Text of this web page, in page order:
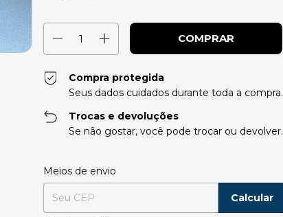
Compra protegida
Seus dados cuidados durante toda a compra.
Trocas e devoluções
Se não gostar, você pode trocar ou devolver.
Entregas para o CEP:
Meios de envio
Calcular